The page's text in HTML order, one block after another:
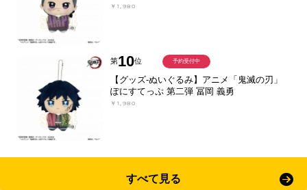
￥1,980
第10位
【グッズ-ぬいぐるみ】アニメ「鬼滅の刃」
ぽにすてっぷ 第二弾 冨岡 義勇
￥1,980
予約受付中
すべて見る